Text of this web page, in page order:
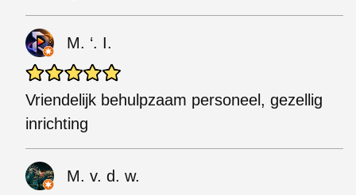
M. ‘. I.
Vriendelijk behulpzaam personeel, gezellig
inrichting
M. v. d. w.